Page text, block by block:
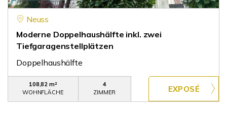
Neuss
Moderne Doppelhaushälfte inkl. zwei
Tiefgaragenstellplätzen
Doppelhaushälfte
108,82 m²
WOHNFLÄCHE
4
ZIMMER